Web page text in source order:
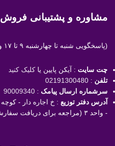
مشاوره و پشتیبانی فروش
(پاسخگویی شنبه تا چهارشنبه ۹ تا ۱۷ و پنج شنبه ۹ تا ۱۳)
چت سایت : آیکن پایین یا کلیک کنید
تلفن :
02191300480
سرشماره ارسال پیامک :
90009340
آدرس دفتر توزیع
- واحد ۳ (مراجعه برای دریافت سفارش فقط با هماهنگی قبلی)